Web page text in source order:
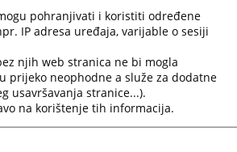
pohranjivati i koristiti određene
IP adresa uređaja, varijable o sesiji
njih web stranica ne bi mogla
prijeko neophodne a služe za dodatne
usavršavanja stranice...).
na korištenje tih informacija.